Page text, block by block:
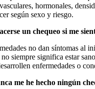
hormonales,
según sexo y riesgo.
un chequeo si me
no dan síntomas al
siempre significa estar
enfermedades o
me he hecho ningún